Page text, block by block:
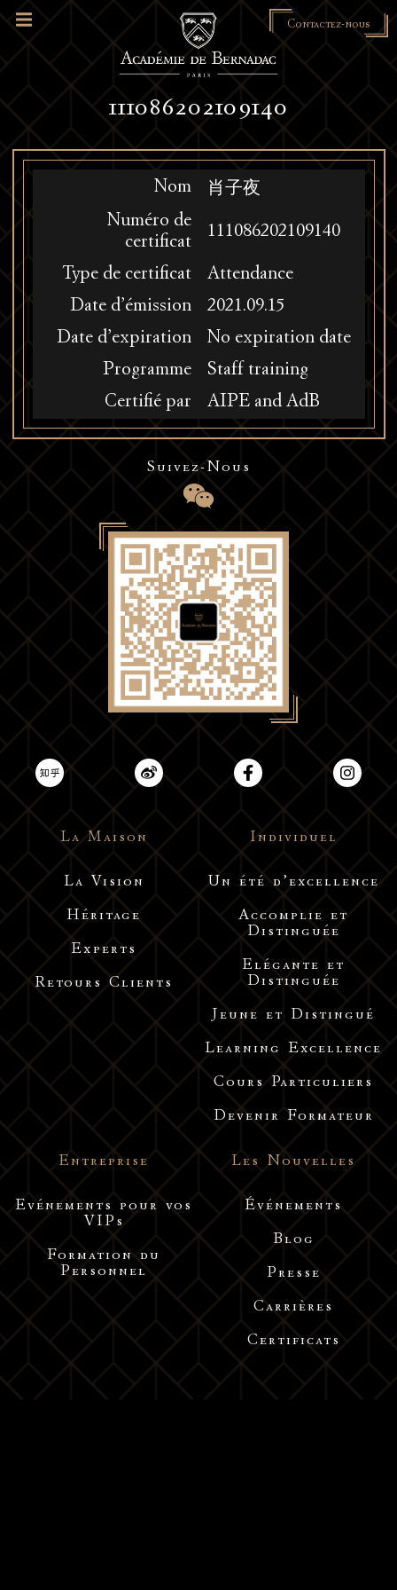
Contactez-nous
111086202109140
Nom
肖子夜
Numéro de
certificat
111086202109140
Type de certificat
Attendance
Date d’émission
2021.09.15
Date d’expiration
No expiration date
Programme
Staff training
Certifié par
AIPE and AdB
Suivez-Nous
La Maison
La Vision
Héritage
Experts
Retours Clients
Individuel
Un été d’excellence
Accomplie et
Distinguée
Elégante et
Distinguée
Jeune et Distingué
Learning Excellence
Cours Particuliers
Devenir Formateur
Entreprise
Evénements pour vos
VIPs
Formation du
Personnel
Les Nouvelles
Événements
Blog
Presse
Carrières
Certificats